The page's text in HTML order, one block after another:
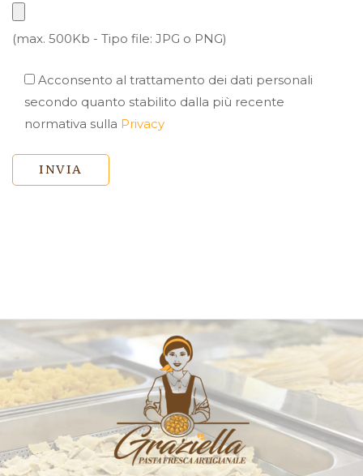
(max. 500Kb - Tipo file: JPG o PNG)
Acconsento al trattamento dei dati personali
secondo quanto stabilito dalla più recente
normativa sulla Privacy